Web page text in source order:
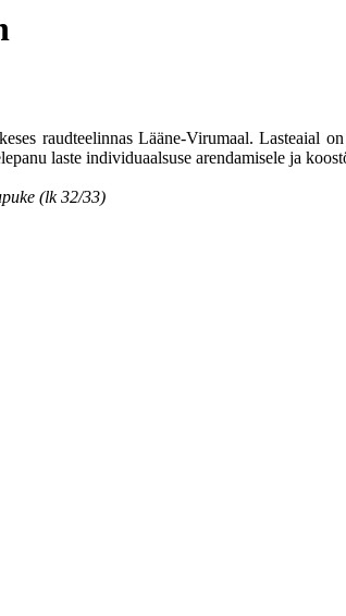
raudteelinnas Lääne-Virumaal.
laste individuaalsuse arendamisele ja
(lk 32/33)